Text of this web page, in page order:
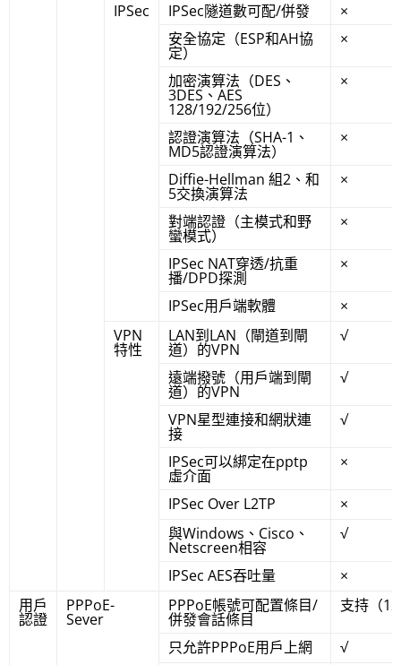
IPSec
IPSec隧道數可配/併發
×
安全協定（ESP和AH協
定）
×
加密演算法（DES、
3DES、AES
128/192/256位）
×
認證演算法（SHA-1、
MD5認證演算法）
×
Diffie-Hellman 組2、和
5交換演算法
×
對端認證（主模式和野
蠻模式）
×
IPSec NAT穿透/抗重
播/DPD探測
×
IPSec用戶端軟體
×
VPN
特性
LAN到LAN（閘道到閘
道）的VPN
√
遠端撥號（用戶端到閘
道）的VPN
√
VPN星型連接和網狀連
接
√
IPSec可以綁定在pptp
虛介面
×
IPSec Over L2TP
×
與Windows、Cisco、
Netscreen相容
√
IPSec AES吞吐量
×
用戶
認證
PPPoE-
Sever
PPPoE帳號可配置條目/
併發會話條目
支持（
只允許PPPoE用戶上網
√